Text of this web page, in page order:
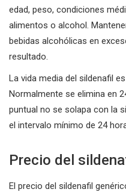
edad, peso, condiciones
alimentos o alcohol.
bebidas alcohólicas en
resultado.
La vida media del sildenafil
Normalmente se elimina en
puntual no se solapa con la
el intervalo mínimo de 24
Precio del
El precio del sildenafil